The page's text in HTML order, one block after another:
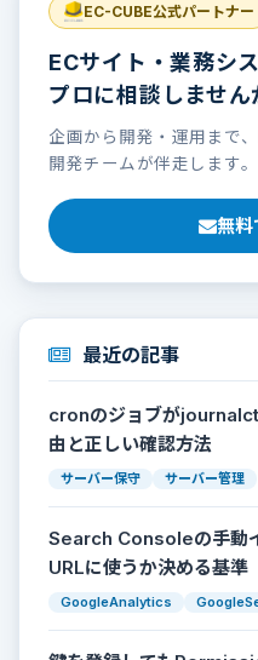
EC-CUBE公式パートナー
ECサイト・業務シ
プロに相談しません
企画から開発・運用まで
開発チームが伴走します。
無料
最近の記事
cronのジョブが
由と正しい確認方法
サーバー保守 サーバー管理
Search Consoleの手動
URLに使うか決める基準
GoogleAnalytics